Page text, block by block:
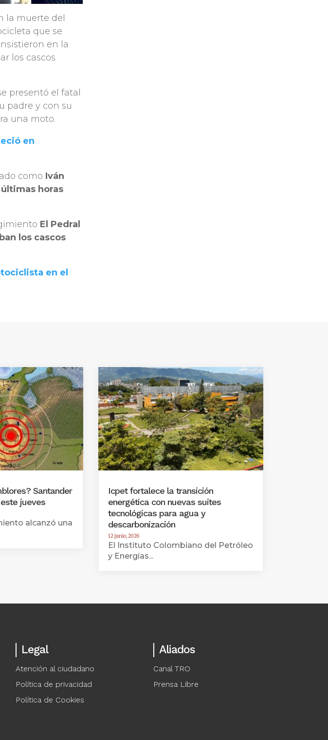
la muerte del
que se
en la
los cascos
presentó el fatal
padre y con su
una moto.
en
como Iván
últimas horas
El Pedral
los cascos
en el
Santander
jueves
alcanzó una
Icpet fortalece la transición
energética con nuevas suites
tecnológicas para agua y
descarbonización
12 junio, 2026
El Instituto Colombiano del Petróleo
y Energías...
Legal
Atención al ciudadano
Política de privacidad
Política de Cookies
Aliados
Canal TRO
Prensa Libre